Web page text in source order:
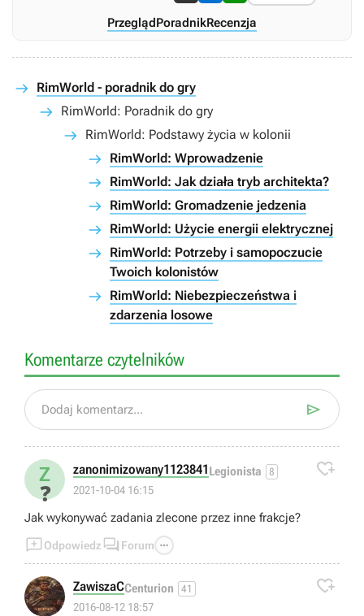
PrzeglądPoradnikRecenzja
RimWorld - poradnik do gry
RimWorld: Poradnik do gry
RimWorld: Podstawy życia w kolonii
RimWorld: Wprowadzenie
RimWorld: Jak działa tryb architekta?
RimWorld: Gromadzenie jedzenia
RimWorld: Użycie energii elektrycznej
RimWorld: Potrzeby i samopoczucie
Twoich kolonistów
RimWorld: Niebezpieczeństwa i
zdarzenia losowe
Komentarze czytelników
Dodaj komentarz... 
Z
❓
zanonimizowany1123841Legionista 8
2021-10-04 16:15

Jak wykonywać zadania zlecone przez inne frakcje?
Odpowiedz  Forum 
ZawiszaCCenturion 41
2016-08-12 18:57
